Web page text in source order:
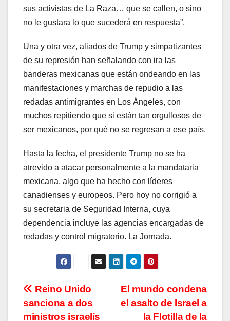
sus activistas de La Raza… que se callen, o sino
no le gustara lo que sucederá en respuesta”.
Una y otra vez, aliados de Trump y simpatizantes
de su represión han señalando con ira las
banderas mexicanas que están ondeando en las
manifestaciones y marchas de repudio a las
redadas antimigrantes en Los Ángeles, con
muchos repitiendo que si están tan orgullosos de
ser mexicanos, por qué no se regresan a ese país.
Hasta la fecha, el presidente Trump no se ha
atrevido a atacar personalmente a la mandataria
mexicana, algo que ha hecho con líderes
canadienses y europeos. Pero hoy no corrigió a
su secretaria de Seguridad Interna, cuya
dependencia incluye las agencias encargadas de
redadas y control migratorio. La Jornada.
Navegación
de
El mundo condena
el asalto de Israel a
la Flotilla de la
Reino Unido
sanciona a dos
ministros israelís